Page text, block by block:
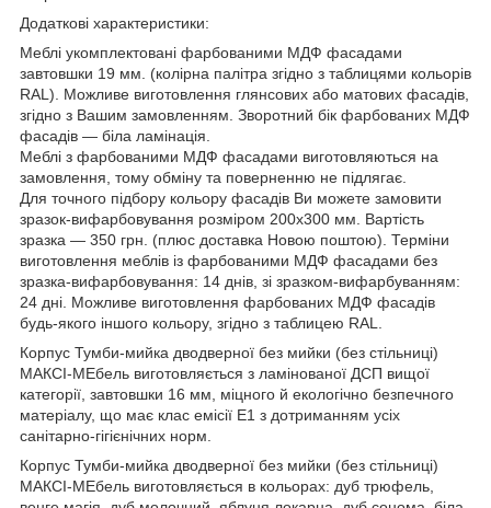
Додаткові характеристики:
Меблі укомплектовані фарбованими МДФ фасадами
завтовшки 19 мм. (колірна палітра згідно з таблицями кольорів
RAL). Можливе виготовлення глянсових або матових фасадів,
згідно з Вашим замовленням. Зворотний бік фарбованих МДФ
фасадів — біла ламінація.
Меблі з фарбованими МДФ фасадами виготовляються на
замовлення, тому обміну та поверненню не підлягає.
Для точного підбору кольору фасадів Ви можете замовити
зразок-вифарбовування розміром 200х300 мм. Вартість
зразка — 350 грн. (плюс доставка Новою поштою). Терміни
виготовлення меблів із фарбованими МДФ фасадами без
зразка-вифарбовування: 14 днів, зі зразком-вифарбуванням:
24 дні. Можливе виготовлення фарбованих МДФ фасадів
будь-якого іншого кольору, згідно з таблицею RAL.
Корпус Тумби-мийка дводверної без мийки (без стільниці)
МАКСІ-МЕбель виготовляється з ламінованої ДСП вищої
категорії, завтовшки 16 мм, міцного й екологічно безпечного
матеріалу, що має клас емісії Е1 з дотриманням усіх
санітарно-гігієнічних норм.
Корпус Тумби-мийка дводверної без мийки (без стільниці)
МАКСІ-МЕбель виготовляється в кольорах: дуб трюфель,